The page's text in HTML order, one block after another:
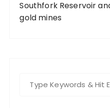
Southfork Reservoir
gold mines